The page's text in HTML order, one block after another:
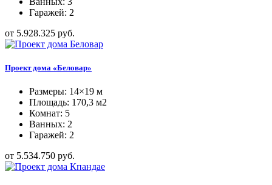
Гаражей: 2
от 5.928.325 руб.
Проект дома «Беловар»
Размеры: 14×19 м
Площадь: 170,3 м2
Комнат: 5
Ванных: 2
Гаражей: 2
от 5.534.750 руб.